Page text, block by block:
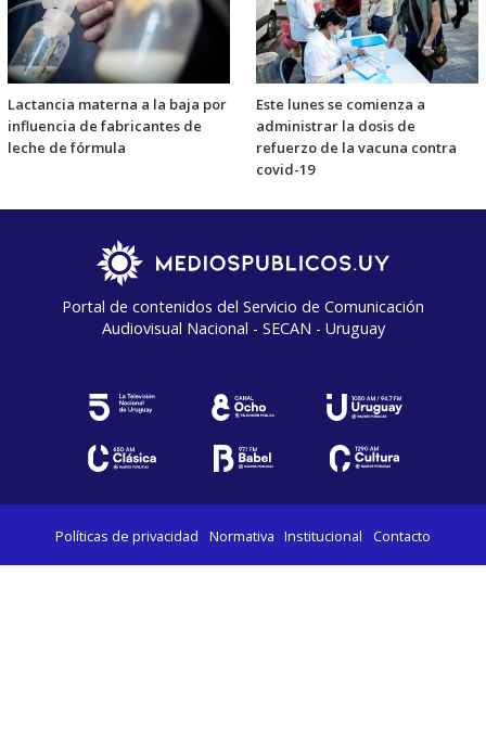
Lactancia materna a la baja por
influencia de fabricantes de
leche de fórmula
Este lunes se comienza a
administrar la dosis de
refuerzo de la vacuna contra
covid-19
Portal de contenidos del Servicio de Comunicación
Audiovisual Nacional - SECAN - Uruguay
Políticas de privacidad Normativa Institucional Contacto